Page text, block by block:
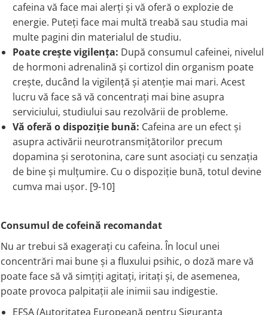
cafeina vă face mai alerți și vă oferă o explozie de
energie. Puteți face mai multă treabă sau studia mai
multe pagini din materialul de studiu.
Poate crește vigilența: După consumul cafeinei, nivelul
de hormoni adrenalină și cortizol din organism poate
crește, ducând la vigilență și atenție mai mari. Acest
lucru vă face să vă concentrați mai bine asupra
serviciului, studiului sau rezolvării de probleme.
Vă oferă o dispoziție bună: Cafeina are un efect și
asupra activării neurotransmițătorilor precum
dopamina și serotonina, care sunt asociați cu senzația
de bine și mulțumire. Cu o dispoziție bună, totul devine
cumva mai ușor. [9-10]
Consumul de cofeină recomandat
Nu ar trebui să exagerați cu cafeina. În locul unei
concentrări mai bune și a fluxului psihic, o doză mare vă
poate face să vă simțiți agitați, iritați și, de asemenea,
poate provoca palpitații ale inimii sau indigestie.
EFSA (Autoritatea Europeană pentru Siguranța